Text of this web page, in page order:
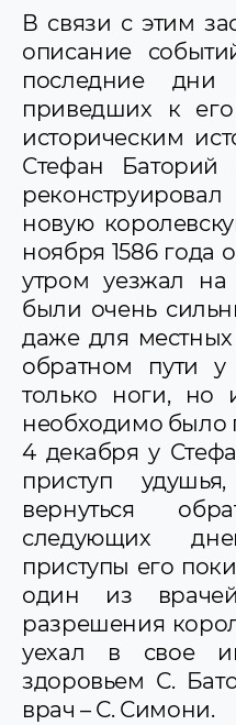
В связи с этим
описание
последние
приведших к
историческим
Стефан
новую
ноября 1586 года
утром уезжал
были очень
даже для
обратном пути
только ноги, но
необходимо было
4 декабря у
приступ
вернуться
следующих
приступы его
один из
разрешения
уехал в свое
здоровьем С.
врач – С. Симони.